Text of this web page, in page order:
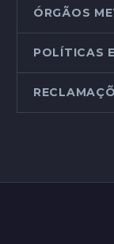
ÓRGÃOS
POLÍTICAS